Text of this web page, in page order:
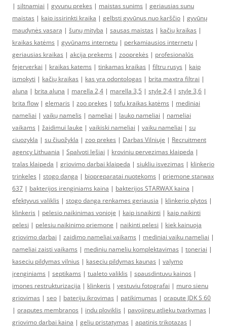
| siltnamiai | gyvunu prekes | maistas sunims | geriausias sunu
maistas | kaip issirinkti kraika | gelbsti gyvūnus nuo karščio | gyvūnų
maudynės vasarą | šunų mityba | sausas maistas | kačių kraikas |
kraikas katėms | gyvūnams internetu | perkamiausios internetu |
geriausias kraikas | akcija prekems | zooprekės | profesionalūs
fejerverkai | kraikas katems | tinkamas kraikas | filtru rusys | kaip
ismokyti | kačių kraikas | kas yra odontologas | brita maxtra filtrai |
aluna | brita aluna | marella 2,4 | marella 3,5 | style 2,4 | style 3,6 |
brita flow | elemaris | zoo prekes | tofu kraikas katėms | mediniai
nameliai | vaikų namelis | nameliai | lauko nameliai | nameliai
vaikams | žaidimui lauke | vaikiski nameliai | vaiku nameliai | su
ciuozykla | su čiuožykla | zoo prekes | Darbas Vilniuje | Recruitment
agency Lithuania | Spalvoti lęšiai | kroviniu pervezimas klaipeda |
tralas klaipeda | griovimo darbai klaipeda | siukliu isvezimas | klinkerio
trinkeles | stogo danga | biopreparatai nuotekoms | priemone starwax
637 | bakterijos irenginiams kaina | bakterijos STARWAX kaina |
efektyvus valiklis | stogo danga renkames geriausia | klinkerio plytos |
klinkeris | pelesio naikinimas vonioje | kaip isnaikinti | kaip naikinti
pelesi | pelesiu naikinimo priemone | naikinti pelesi | kiek kainuoja
griovimo darbai | zaidimo nameliai vaikams | mediniai vaiku nameliai |
nameliai zaisti vaikams | mediniu nameliu komplektavimas | toneriai |
kaseciu pildymas vilnius | kaseciu pildymas kaunas | valymo
įrenginiams | septikams | tualeto valiklis | spausdintuvu kainos |
imones restrukturizacija | klinkeris | vestuviu fotografai | muro sienu
griovimas | seo | bateriju ikrovimas | patikimumas | orapute JDK S 60
| oraputes membranos | indu ploviklis | pavojingu atlieku tvarkymas |
griovimo darbai kaina | geliu pristatymas | apatinis trikotazas |